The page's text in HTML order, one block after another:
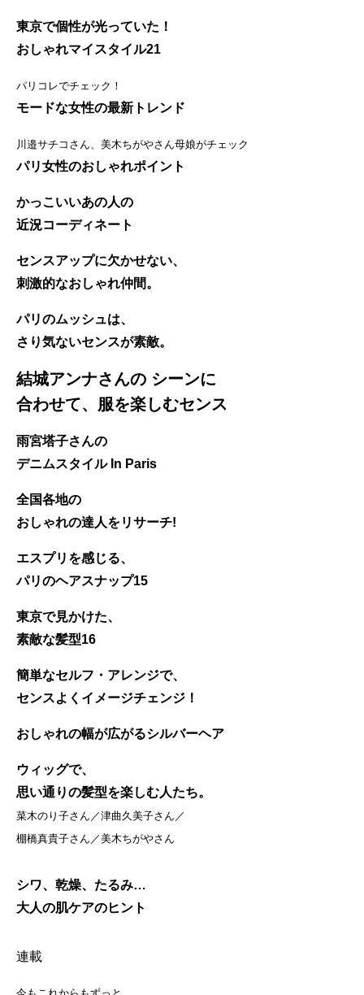
東京で個性が光っていた！
おしゃれマイスタイル21
パリコレでチェック！
モードな女性の最新トレンド
川邉サチコさん、美木ちがやさん母娘がチェック
パリ女性のおしゃれポイント
かっこいいあの人の
近況コーディネート
センスアップに欠かせない、
刺激的なおしゃれ仲間。
パリのムッシュは、
さり気ないセンスが素敵。
結城アンナさんの シーンに
合わせて、服を楽しむセンス
雨宮塔子さんの
デニムスタイル In Paris
全国各地の
おしゃれの達人をリサーチ!
エスプリを感じる、
パリのヘアスナップ15
東京で見かけた、
素敵な髪型16
簡単なセルフ・アレンジで、
センスよくイメージチェンジ！
おしゃれの幅が広がるシルバーヘア
ウィッグで、
思い通りの髪型を楽しむ人たち。
菜木のり子さん／津曲久美子さん／
棚橋真貴子さん／美木ちがやさん
シワ、乾燥、たるみ…
大人の肌ケアのヒント
連載